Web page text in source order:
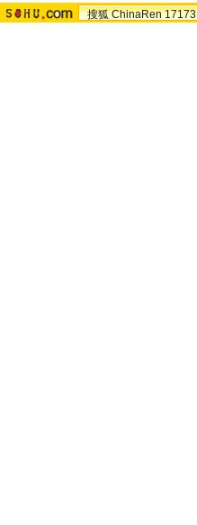
搜狐 ChinaRen 17173